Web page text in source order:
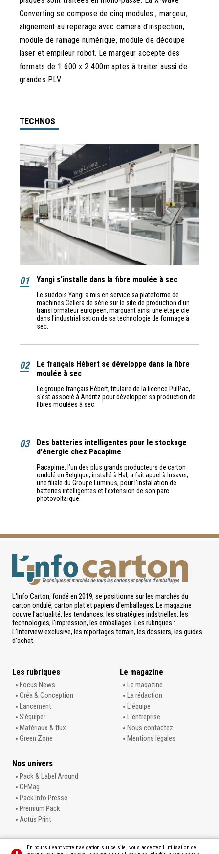
Converting se compose de cinq modules ; margeur,
alignement au repérage avec caméra d’inspection,
module de rainage numérique, module de découpe
laser et empileur robot. Le margeur accepte des
formats de 1 600 x 2 400m aptes à traiter aussi de
grandes PLV.
TECHNOS
01 Yangi s'installe dans la fibre moulée à sec
Le suédois Yangi a mis en service sa plateforme de
machines Cellera de série sur le site de production d'un
transformateur européen, marquant ainsi une étape clé
dans l'industrialisation de sa technologie de formage à
sec.
02
Le français Hébert se développe dans la fibre
moulée à sec
Le groupe français Hébert, titulaire de la licence PulPac,
s'est associé à Andritz pour développer sa production de
fibres moulées à sec.
03
Des batteries intelligentes pour le stockage
d'énergie chez Pacapime
Pacapime, l’un des plus grands producteurs de carton
ondulé en Belgique, installé à Hal, a fait appel à Insaver,
une filiale du Groupe Luminus, pour l’installation de
batteries intelligentes et l’extension de son parc
photovoltaïque.
L'Info Carton, fondé en 2019, se positionne sur les marchés du
carton ondulé, carton plat et papiers d'emballages. Le magazine
couvre l'actualité, les tendances, les stratégies indstrielles, les
technologies, l'impression, les emballages. Les rubriques :
L'Interview exclusive, les reportages terrain, les dossiers, les guides
d'achat.
Les rubriques
Focus News
Créa & Conception
Lancement
S’équiper
Matériaux & flux
Green Zone
Le magazine
Le magazine
La rédaction
L'équipe
L'entreprise
Nous contactez
Mentions légales
Nos univers
Pack & Label Around
GFMag
Pack Info Presse
Premium Pack
Actus Print
En poursuivant votre navigation sur ce site, vous acceptez l'utilisation de